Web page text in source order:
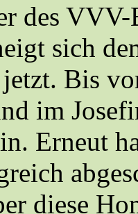
des VVV-
sich
Bis
im
Erneut
diese